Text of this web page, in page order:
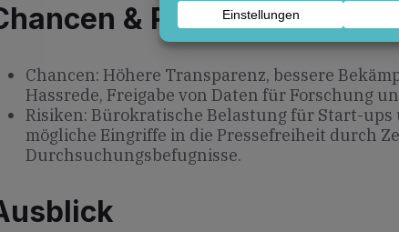
& Risiken
Chancen: Höhere Transparenz, bessere
Hassrede, Freigabe von Daten für Forschung
Risiken: Bürokratische Belastung für Start-ups
mögliche Eingriffe in die Pressefreiheit durch
Durchsuchungsbefugnisse.